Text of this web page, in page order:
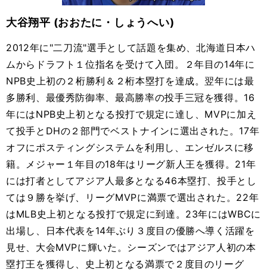
大谷翔平 (おおたに・しょうへい)
2012年に"二刀流"選手として話題を集め、北海道日本ハ
ムからドラフト１位指名を受けて入団。２年目の14年に
NPB史上初の２桁勝利＆２桁本塁打を達成。翌年には最
多勝利、最優秀防御率、最高勝率の投手三冠を獲得。 16
年にはNPB史上初となる投打で規定に達し、 MVPに加え
て投手と DHの２部門でベストナインに選出された。 17年
オフにポスティングシステムを利用し、エンゼルスに移
籍。メジャー１年目の18年はリーグ新人王を獲得。 21年
には打者としてアジア人最多となる46本塁打、投手とし
ては９勝を挙げ、リーグMVPに満票で選出された。 22年
はMLB史上初となる投打で規定に到達。 23年にはWBCに
出場し、日本代表を14年ぶり３度目の優勝へ導く活躍を
見せ、大会MVPに輝いた。シーズンではアジア人初の本
塁打王を獲得し、史上初となる満票で２度目のリーグ